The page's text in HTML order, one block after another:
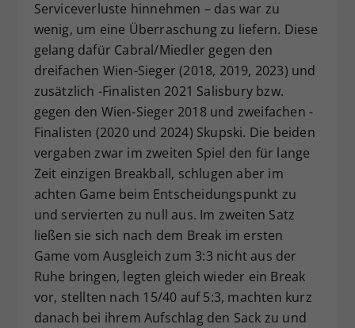
Serviceverluste hinnehmen – das war zu
wenig, um eine Überraschung zu liefern. Diese
gelang dafür Cabral/Miedler gegen den
dreifachen Wien-Sieger (2018, 2019, 2023) und
zusätzlich -Finalisten 2021 Salisbury bzw.
gegen den Wien-Sieger 2018 und zweifachen -
Finalisten (2020 und 2024) Skupski. Die beiden
vergaben zwar im zweiten Spiel den für lange
Zeit einzigen Breakball, schlugen aber im
achten Game beim Entscheidungspunkt zu
und servierten zu null aus. Im zweiten Satz
ließen sie sich nach dem Break im ersten
Game vom Ausgleich zum 3:3 nicht aus der
Ruhe bringen, legten gleich wieder ein Break
vor, stellten nach 15/40 auf 5:3, machten kurz
danach bei ihrem Aufschlag den Sack zu und